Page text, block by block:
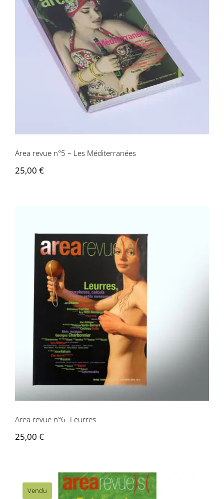
Area revue n°5 – Les Méditerranées
Area revue n°5 – Les Méditerranées
25,00 €
Area revue n°6 -Leurres
Area revue n°6 -Leurres
25,00 €
Vendu